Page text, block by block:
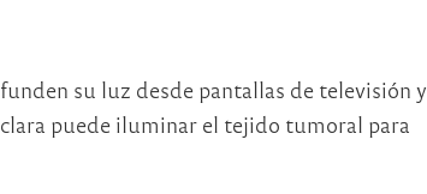
su luz desde pantallas de televisión y
puede iluminar el tejido tumoral para